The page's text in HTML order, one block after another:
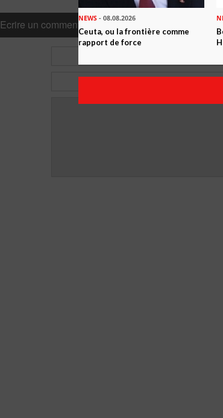
Ecrire un commentaire
NEWS - 08.08.2026
Ceuta, ou la frontière comme
rapport de force